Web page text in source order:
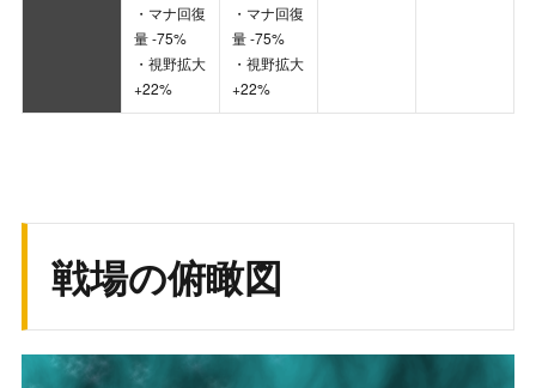
・マナ回復
量 -75%
・視野拡大
+22%
・マナ回復
量 -75%
・視野拡大
+22%
戦場の俯瞰図